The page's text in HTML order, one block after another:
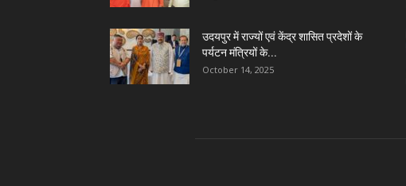
उदयपुर में राज्यों एवं केंद्र शासित प्रदेशों के
पर्यटन मंत्रियों के...
October 14, 2025